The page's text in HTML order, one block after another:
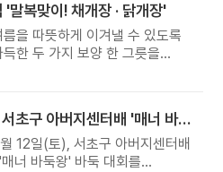
'말복맞이! 채개장 · 닭개장'
름을 따뜻하게 이겨낼 수 있도록
득한 두 가지 보양 한 그릇을
제3회 서초구 아버지센터배 '매너 바둑왕' 대회
12일(토), 서초구 아버지센터배
너 바둑왕' 바둑 대회를